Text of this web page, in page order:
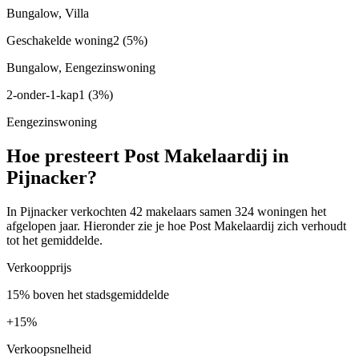
Bungalow, Villa
Geschakelde woning2 (5%)
Bungalow, Eengezinswoning
2-onder-1-kap1 (3%)
Eengezinswoning
Hoe presteert Post Makelaardij in
Pijnacker?
In Pijnacker verkochten 42 makelaars samen 324 woningen het
afgelopen jaar. Hieronder zie je hoe Post Makelaardij zich verhoudt
tot het gemiddelde.
Verkoopprijs
15% boven het stadsgemiddelde
+15%
Verkoopsnelheid